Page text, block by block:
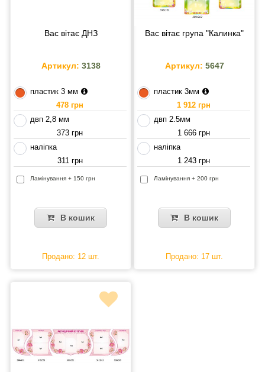
Вас вітає ДНЗ
Артикул: 3138
пластик 3 мм
478 грн
двп 2,8 мм
373 грн
наліпка
311 грн
Ламінування + 150 грн
В кошик
Продано: 12 шт.
Вас вітає група "Калинка"
Артикул: 5647
пластик 3мм
1 912 грн
двп 2.5мм
1 666 грн
наліпка
1 243 грн
Ламінування + 200 грн
В кошик
Продано: 17 шт.